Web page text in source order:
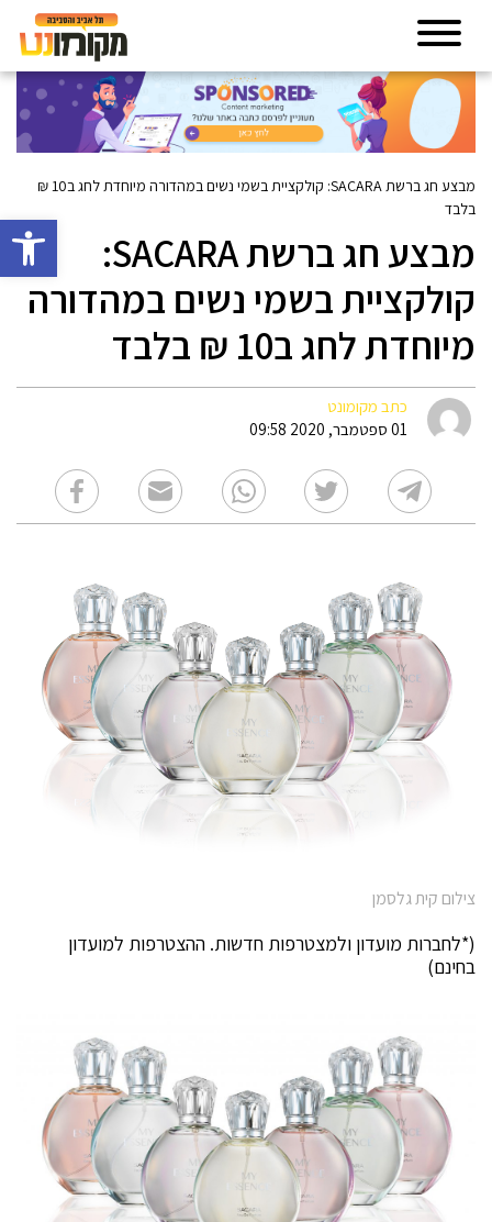
פתח
מבצע חג ברשת SACARA: קולקציית בשמי נשים במהדורה מיוחדת לחג ב10 ₪
בלבד
מבצע חג ברשת SACARA:
קולקציית בשמי נשים במהדורה
מיוחדת לחג ב10 ₪ בלבד
כתב מקומונט
01 ספטמבר, 2020 09:58
צילום קית גלסמן
(*לחברות מועדון ולמצטרפות חדשות. ההצטרפות למועדון
בחינם)